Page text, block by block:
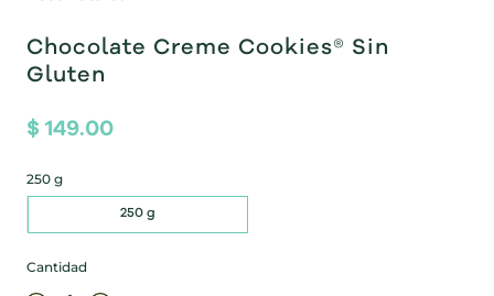
Chocolate Creme Cookies® Sin
Gluten
$ 149.00
250 g
250 g
Cantidad